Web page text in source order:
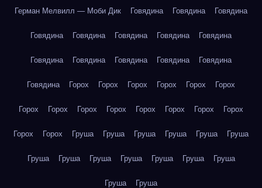
Герман Мелвилл — Моби Дик Говядина Говядина Говядина
Говядина Говядина Говядина Говядина Говядина
Говядина Говядина Говядина Говядина Говядина
Говядина Горох Горох Горох Горох Горох Горох
Горох Горох Горох Горох Горох Горох Горох Горох
Горох Горох Груша Груша Груша Груша Груша Груша
Груша Груша Груша Груша Груша Груша Груша
Груша Груша